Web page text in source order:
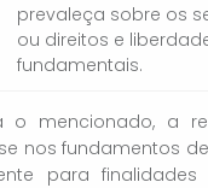
prevaleça sobre os
ou direitos e
fundamentais.
o mencionado, a
nos fundamentos
para